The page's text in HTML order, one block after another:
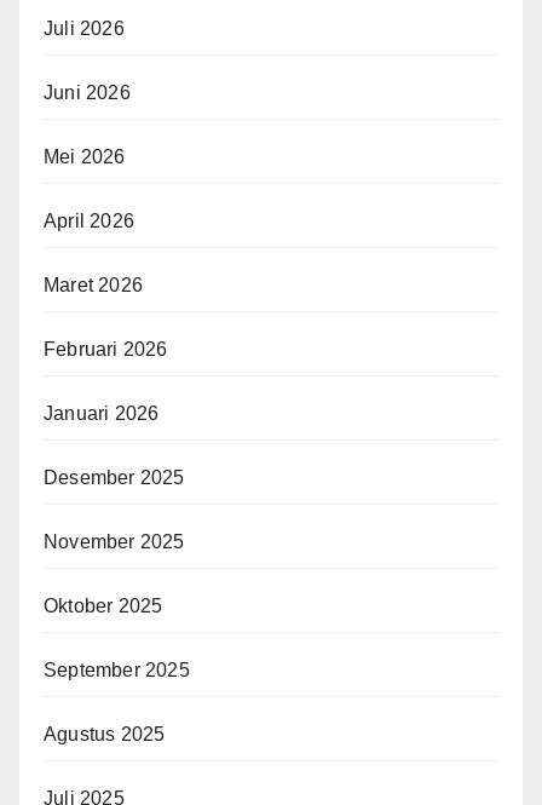
Juli 2026
Juni 2026
Mei 2026
April 2026
Maret 2026
Februari 2026
Januari 2026
Desember 2025
November 2025
Oktober 2025
September 2025
Agustus 2025
Juli 2025